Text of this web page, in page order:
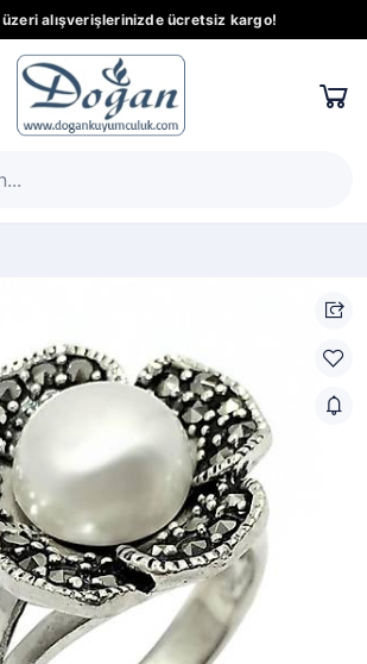
alışverişlerinizde ücretsiz kargo!